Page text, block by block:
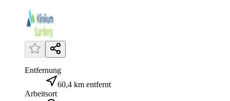
Entfernung
60,4 km entfernt
Arbeitsort